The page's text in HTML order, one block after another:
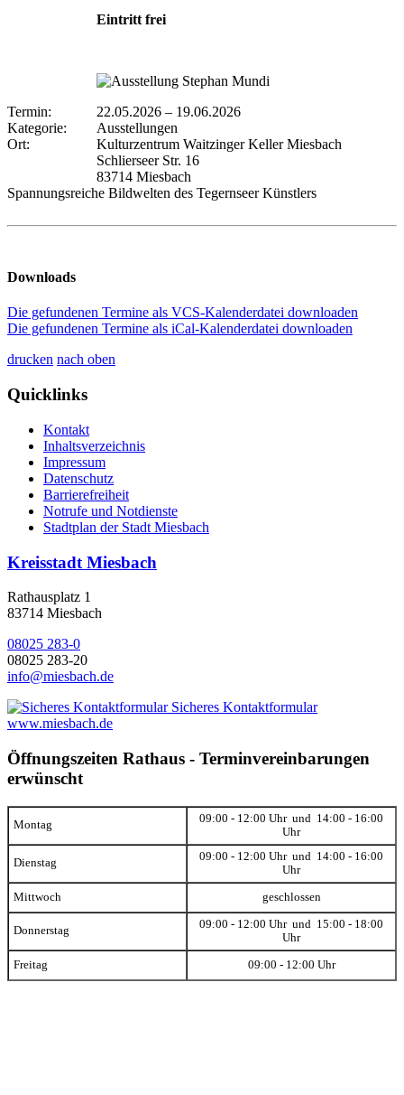
Eintritt frei
Termin: 22.05.2026 – 19.06.2026
Kategorie:
Ausstellungen
Ort:
Kulturzentrum Waitzinger Keller Miesbach
Schlierseer Str. 16
83714 Miesbach
Spannungsreiche Bildwelten des Tegernseer Künstlers
Downloads
Die gefundenen Termine als VCS-Kalenderdatei downloaden
Die gefundenen Termine als iCal-Kalenderdatei downloaden
drucken nach oben
Quicklinks
Kontakt
Inhaltsverzeichnis
Impressum
Datenschutz
Barrierefreiheit
Notrufe und Notdienste
Stadtplan der Stadt Miesbach
Kreisstadt Miesbach
Rathausplatz 1
83714 Miesbach
08025 283-0
08025 283-20
info@miesbach.de
Sicheres Kontaktformular
www.miesbach.de
Öffnungszeiten Rathaus - Terminvereinbarungen
erwünscht
Montag
09:00 - 12:00 Uhr und 14:00 - 16:00
Uhr
Dienstag
09:00 - 12:00 Uhr und 14:00 - 16:00
Uhr
Mittwoch geschlossen
Donnerstag
09:00 - 12:00 Uhr und 15:00 - 18:00
Uhr
Freitag 09:00 - 12:00 Uhr